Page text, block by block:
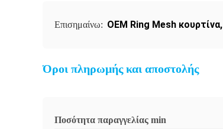
Επισημαίνω: OEM Ring Mesh κουρτίνα,
Όροι πληρωμής και αποστολής
Ποσότητα παραγγελίας min